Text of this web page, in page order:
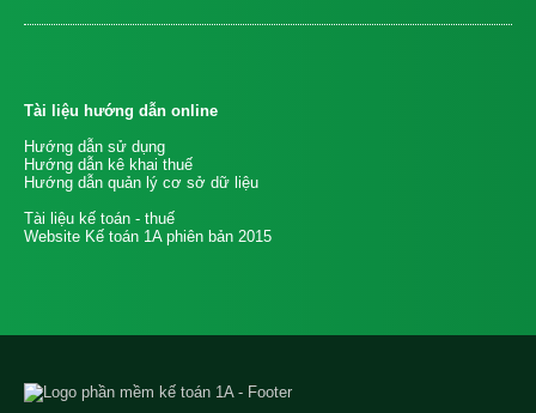
Tài liệu hướng dẫn online
Hướng dẫn sử dụng
Hướng dẫn kê khai thuế
Hướng dẫn quản lý cơ sở dữ liệu
Tài liệu kế toán - thuế
Website Kế toán 1A phiên bản 2015